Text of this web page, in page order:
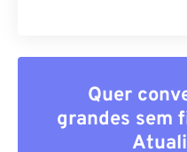
Quer
grandes sem